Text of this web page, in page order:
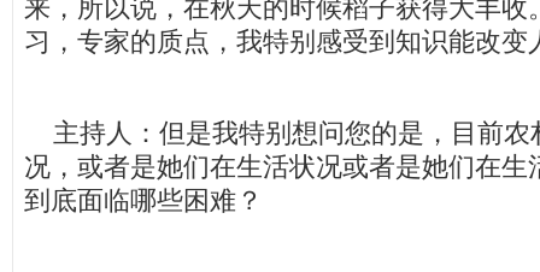
来，所以说，在秋天的时候稻子获得大丰收
习，专家的质点，我特别感受到知识能改变
主持人：但是我特别想问您的是，目前农
况，或者是她们在生活状况或者是她们在生
到底面临哪些困难？